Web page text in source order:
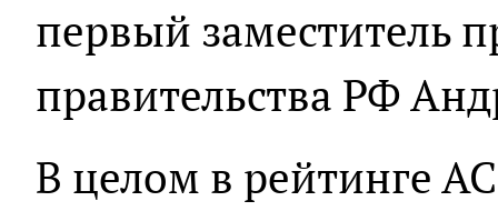
первый заместитель
правительства РФ
В целом в рейтинге